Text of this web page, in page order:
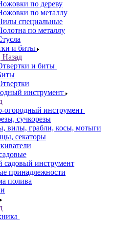
по дереву
по металлу
специальные
по металлу
и биты
Назад
и биты
инструмент
огородный инструмент
сучкорезы
вилы, грабли, косы, мотыги
секаторы
садовый инструмент
принадлежности
полива